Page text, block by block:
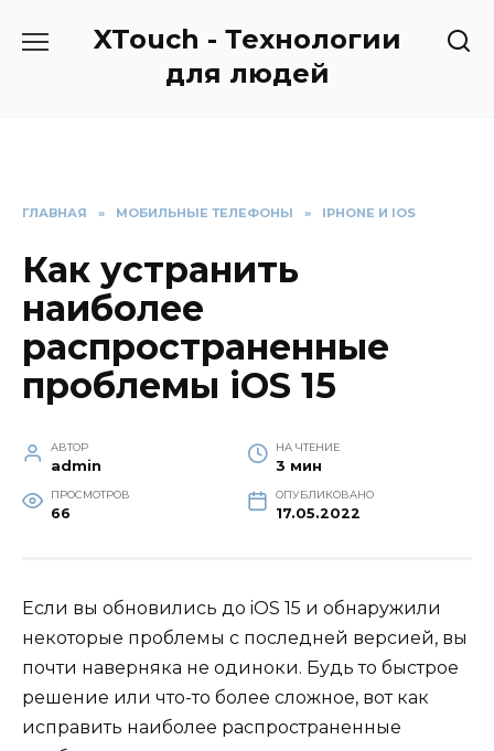
XTouch - Технологии
для людей
ГЛАВНАЯ » МОБИЛЬНЫЕ ТЕЛЕФОНЫ » IPHONE И IOS
Как устранить
наиболее
распространенные
проблемы iOS 15
АВТОР
admin
НА ЧТЕНИЕ
3 мин
ПРОСМОТРОВ
66
ОПУБЛИКОВАНО
17.05.2022
Если вы обновились до iOS 15 и обнаружили
некоторые проблемы с последней версией, вы
почти наверняка не одиноки. Будь то быстрое
решение или что-то более сложное, вот как
исправить наиболее распространенные